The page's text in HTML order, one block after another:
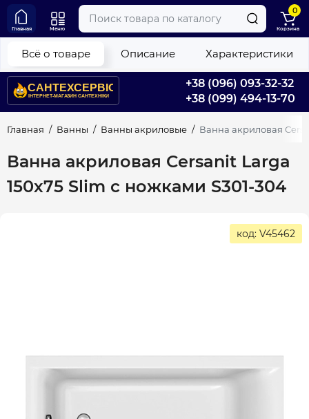
+38 (096) 093-32-32
+38 (099) 494-13-70
Главная Меню
0
Корзина
Главная Ванны Ванны акриловые Ванна акриловая
Ванна акриловая Cersanit Larga
150х75 Slim с ножками S301-304
Всё о товаре Описание Характеристики
код: V45462